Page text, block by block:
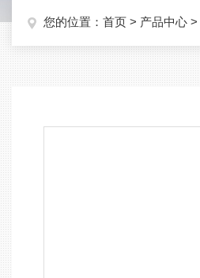
您的位置： 首页 > 产品中心 >